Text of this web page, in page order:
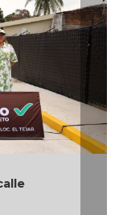
Pedro de